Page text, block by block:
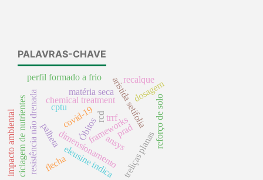
PALAVRAS-CHAVE
frameworks
aristida setifolia
dimensionamentotreliças planas
cptu
palheta
resistência não drenada trrf
Óbitos
covid-19
chemical treatment dosagem
eleusine indica
ansys
perfil formado a frio
flecha
ciclagem de nutrientes rcd reforço de solo
impacto ambiental prad
matéria seca
recalque